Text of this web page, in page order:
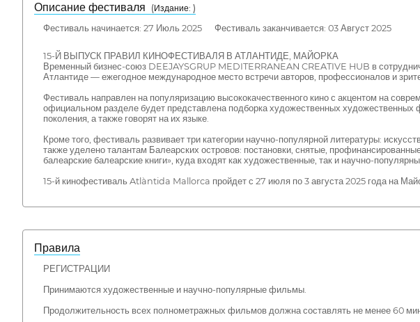
Описание фестиваля
( Издание: )
Фестиваль начинается: 27 Июль 2025 Фестиваль заканчивается: 03 Август 2025
15-Й ВЫПУСК ПРАВИЛ КИНОФЕСТИВАЛЯ В АТЛАНТИДЕ, МАЙОРКА
Временный бизнес-союз DEEJAYSGRUP MEDITERRANEAN CREATIVE HUB в
Атлантиде — ежегодное международное место встречи авторов, профессионалов и
Фестиваль направлен на популяризацию высококачественного кино с акцентом на
официальном разделе будет представлена подборка художественных
поколения, а также говорят на их языке.
Кроме того, фестиваль развивает три категории научно-популярной литературы:
также уделено талантам Балеарских островов: постановки, снятые,
балеарские балеарские книги», куда входят как художественные, так и научно-
15-й кинофестиваль Atlàntida Mallorca пройдет с 27 июля по 3 августа 2025 года на
Правила
РЕГИСТРАЦИИ
Принимаются художественные и научно-популярные фильмы.
Продолжительность всех полнометражных фильмов должна составлять не менее 60